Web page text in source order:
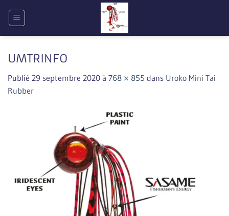
UMTRINFO
Publié 29 septembre 2020 à 768 × 855 dans Uroko Mini Tai
Rubber